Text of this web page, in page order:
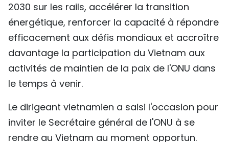
2030 sur les rails, accélérer la transition
énergétique, renforcer la capacité à répondre
efficacement aux défis mondiaux et accroître
davantage la participation du Vietnam aux
activités de maintien de la paix de l'ONU dans
le temps à venir.
Le dirigeant vietnamien a saisi l'occasion pour
inviter le Secrétaire général de l'ONU à se
rendre au Vietnam au moment opportun.